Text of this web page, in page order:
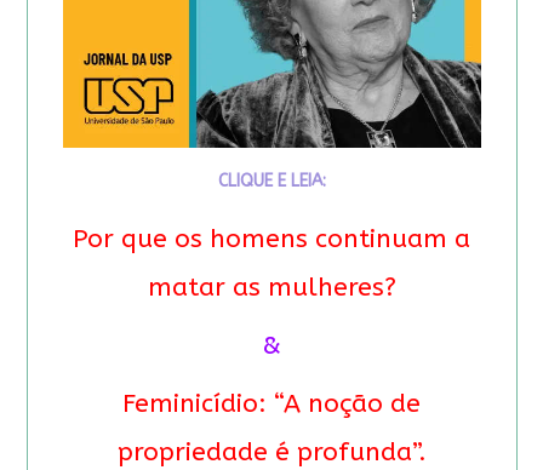
CLIQUE E LEIA:
Por que os homens continuam a
matar as mulheres?
&
Feminicídio: “A noção de
propriedade é profunda”.